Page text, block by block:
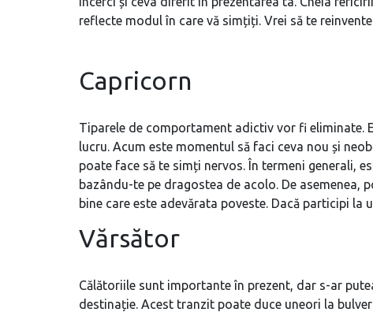
reflecte modul în care vă simțiți. Vrei să te
Capricorn
Tiparele de comportament adictiv vor fi eliminate.
lucru. Acum este momentul să faci ceva nou și
poate face să te simți nervos. În termeni generali,
bazându-te pe dragostea de acolo. De asemenea,
bine care este adevărata poveste. Dacă participi la
Vărsător
Călătoriile sunt importante în prezent, dar s-ar
destinație. Acest tranzit poate duce uneori la